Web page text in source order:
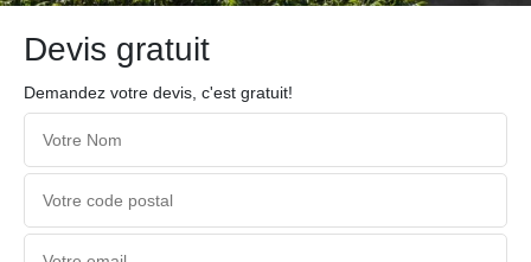
Devis gratuit
Demandez votre devis, c'est gratuit!